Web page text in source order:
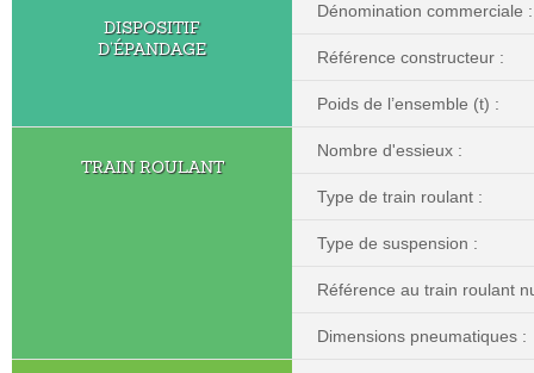
DISPOSITIF
D’ÉPANDAGE
Dénomination commerciale :
Référence constructeur :
Poids de l’ensemble (t) :
TRAIN ROULANT
Nombre d'essieux :
Type de train roulant :
Type de suspension :
Référence au train roulant
Dimensions pneumatiques :